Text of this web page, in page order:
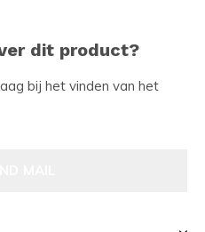
dit product?
bij het vinden van het